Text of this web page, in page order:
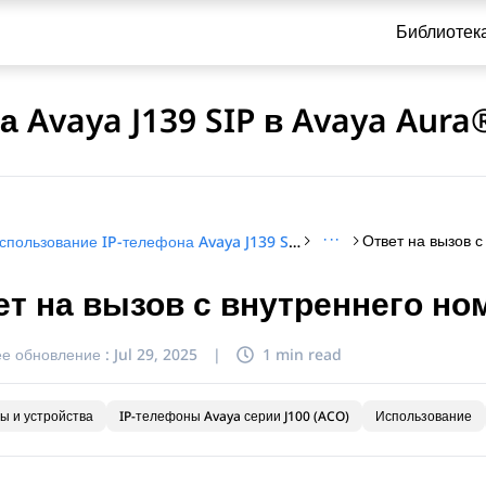
Avaya J139 SIP в Avaya
по обращению
Использование IP-телефона Avaya J139 SIP в Avaya Aura® ···
на вызов с внутреннего
обновление : Jul 29, 2025 | 1 min read
и устройства IP-телефоны Avaya серии J100 (ACO) Использование